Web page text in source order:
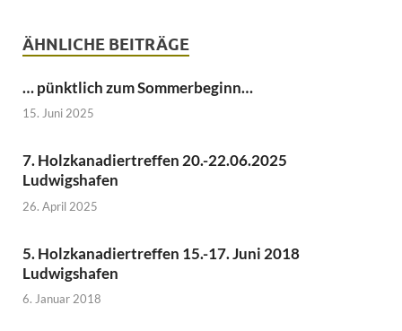
ÄHNLICHE BEITRÄGE
… pünktlich zum Sommerbeginn…
15. Juni 2025
7. Holzkanadiertreffen 20.-22.06.2025
Ludwigshafen
26. April 2025
5. Holzkanadiertreffen 15.-17. Juni 2018
Ludwigshafen
6. Januar 2018